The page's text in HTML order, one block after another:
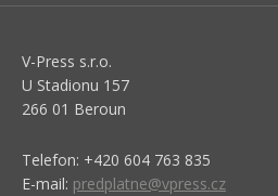
V-Press s.r.o.
U Stadionu 157
266 01 Beroun
Telefon: +420 604 763 835
E-mail: predplatne@vpress.cz